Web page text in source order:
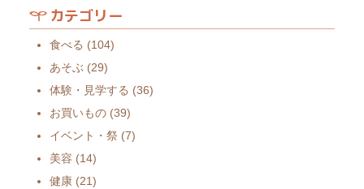
カテゴリー
食べる (104)
あそぶ (29)
体験・見学する (36)
お買いもの(39)
イベント・祭 (7)
美容 (14)
健康(21)